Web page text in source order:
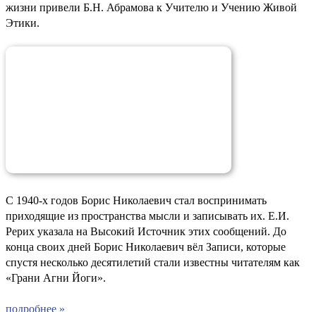
жизни привели Б.Н. Абрамова к Учителю и Учению Живой
Этики.
С 1940-х годов Борис Николаевич стал воспринимать
приходящие из пространства мысли и записывать их. Е.И.
Рерих указала на Высокий Источник этих сообщений. До
конца своих дней Борис Николаевич вёл Записи, которые
спустя несколько десятилетий стали известны читателям как
«Грани Агни Йоги».
подробнее »